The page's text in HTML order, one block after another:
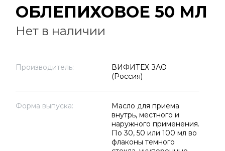
ОБЛЕПИХОВОЕ 50 МЛ
Нет в наличии
Производитель:
ВИФИТЕХ ЗАО
(Россия)
Форма выпуска:
Масло для приема
внутрь, местного и
наружного применения.
По 30, 50 или 100 мл во
флаконы темного